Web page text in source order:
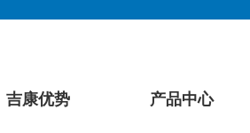
吉康优势 产品中心